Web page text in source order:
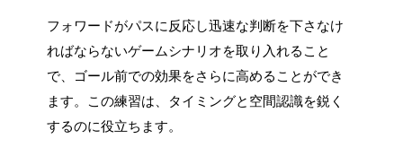
フォワードがパスに反応し迅速な判断を下さなけ
ればならないゲームシナリオを取り入れること
で、ゴール前での効果をさらに高めることができ
ます。この練習は、タイミングと空間認識を鋭く
するのに役立ちます。